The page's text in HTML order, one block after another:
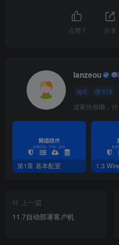
点赞 7 分享
lanzeou
0 515
这家伙很懒，
第1章 基本配置
上一篇
11.7自动部署客户机